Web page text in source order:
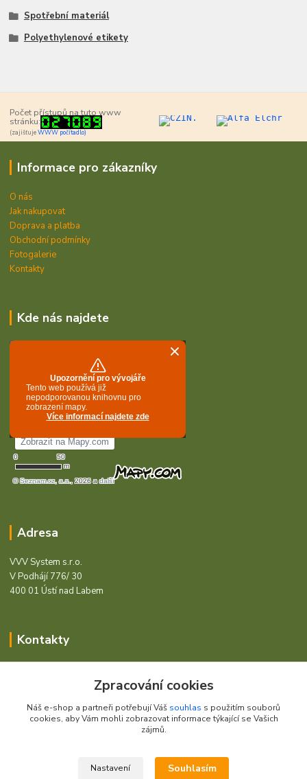
Spotřební materiál
Polyethylenové etikety
Počet přístupů na tuto www
stránku:
(zajišťujeWWW počítadlo)
Informace pro zákazníky
O nás
Jak nakupovat
Doprava a platba
Obchodní podmínky
Fotogalerie
Kontakty
Kde nás najdete
Adresa
VVV System s.r.o.
V Podhájí 776/ 30
400 01 Ústí nad Labem
Kontakty
+420 472744350
Po - Pá 8:00 - 15:00
Zpracování cookies
Náš e-shop a partneři potřebují Váš souhlas s použitím souborů
cookies, aby Vám mohli zobrazovat informace týkající se Vašich
zájmů.
Nastavení Souhlasím